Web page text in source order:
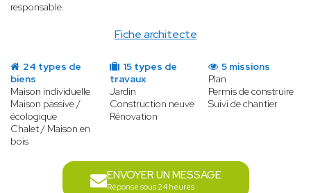
Fiche architecte
responsable.
24 types de
biens
Maison individuelle
Maison passive /
écologique
Chalet / Maison en
bois
15 types de
travaux
Jardin
Construction neuve
Rénovation
5 missions
Plan
Permis de construire
Suivi de chantier
ENVOYER UN MESSAGE
Réponse sous 24 heures